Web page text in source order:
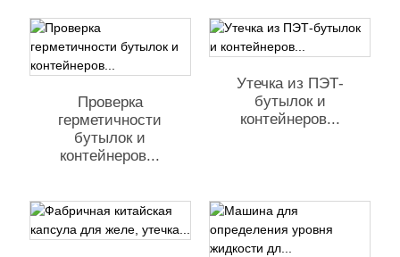
Проверка
герметичности
бутылок и
контейнеров...
Утечка из ПЭТ-
бутылок и
контейнеров...